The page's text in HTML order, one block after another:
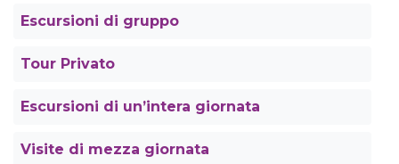
Escursioni di gruppo
Tour Privato
Escursioni di un’intera giornata
Visite di mezza giornata